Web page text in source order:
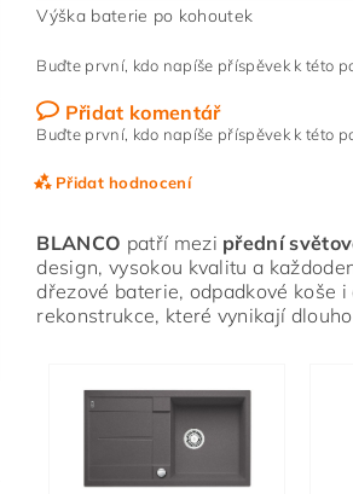
Výška baterie po kohoutek
Buďte první, kdo napíše příspěvek k této
Přidat komentář
Buďte první, kdo napíše příspěvek k této
Přidat hodnocení
BLANCO patří mezi přední
design, vysokou kvalitu a
dřezové baterie, odpadkové koše
rekonstrukce, které vynikají